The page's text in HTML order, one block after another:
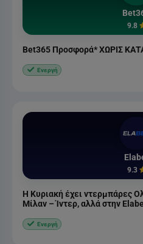
9.8
Bet365 Προσφορά* ΧΩΡΙΣ
Ενεργή
9.3
Η Κυριακή έχει ντερμπάρες
Μίλαν – Ίντερ, αλλά στην
Ενεργή